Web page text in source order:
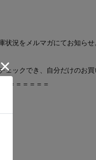
状況をメルマガにてお知らせ
ェックでき、自分だけのお買
＝＝＝＝＝＝